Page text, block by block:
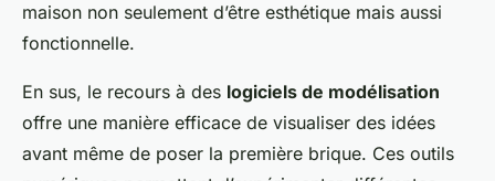
maison non seulement d’être esthétique mais aussi
fonctionnelle.
En sus, le recours à des logiciels de modélisation
offre une manière efficace de visualiser des idées
avant même de poser la première brique. Ces outils